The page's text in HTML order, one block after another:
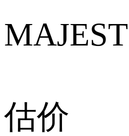
估价